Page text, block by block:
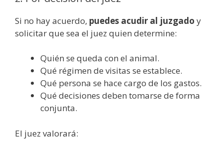
Si no hay acuerdo, puedes acudir al juzgado y
solicitar que sea el juez quien determine:
Quién se queda con el animal.
Qué régimen de visitas se establece.
Qué persona se hace cargo de los gastos.
Qué decisiones deben tomarse de forma
conjunta.
El juez valorará: